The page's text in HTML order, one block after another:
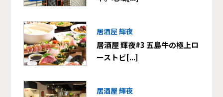
居酒屋 輝夜
居酒屋 輝夜#3 五島牛の極上ロ
ーストビ[...]
居酒屋 輝夜